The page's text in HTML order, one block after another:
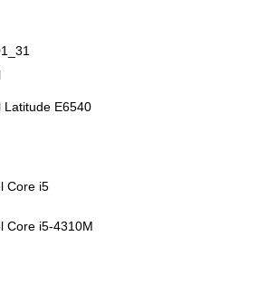
HD Graphics 4600
Port Combo, LAN (RJ-45), VGA,
SDHC, SDXC), Docking Station
тести і технічні звіти
Відеоогляди
Latitude E6540
Core i5
Core i5-4310M